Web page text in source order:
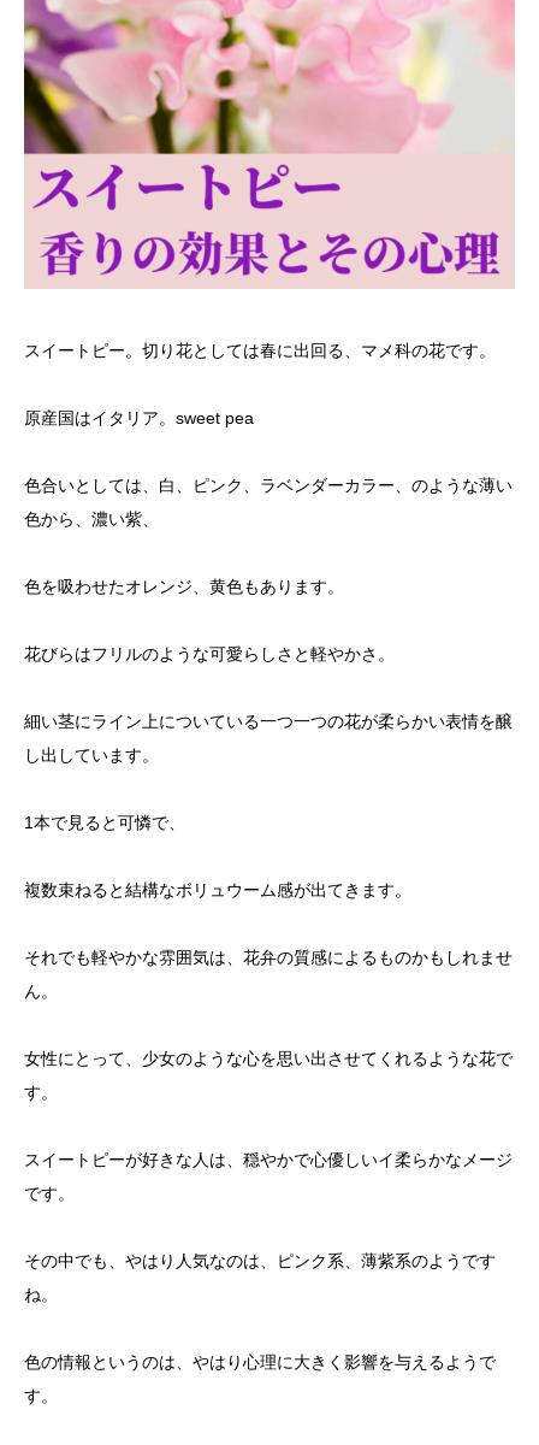
スイートピー。切り花としては春に出回る、マメ科の花です。
原産国はイタリア。sweet pea
色合いとしては、白、ピンク、ラベンダーカラー、のような薄い
色から、濃い紫、
色を吸わせたオレンジ、黄色もあります。
花びらはフリルのような可愛らしさと軽やかさ。
細い茎にライン上についている一つ一つの花が柔らかい表情を醸
し出しています。
1本で見ると可憐で、
複数束ねると結構なボリュウーム感が出てきます。
それでも軽やかな雰囲気は、花弁の質感によるものかもしれませ
ん。
女性にとって、少女のような心を思い出させてくれるような花で
す。
スイートピーが好きな人は、穏やかで心優しいイ柔らかなメージ
です。
その中でも、やはり人気なのは、ピンク系、薄紫系のようです
ね。
色の情報というのは、やはり心理に大きく影響を与えるようで
す。